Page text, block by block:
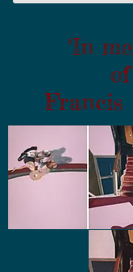
"In
of
Francis